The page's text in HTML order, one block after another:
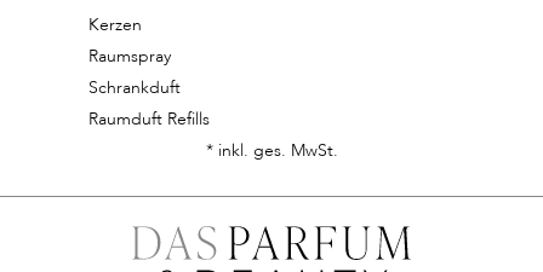
Kerzen
Raumspray
Schrankduft
Raumduft Refills
* inkl. ges. MwSt.